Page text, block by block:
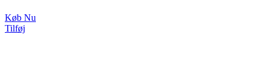
Køb Nu
Tilføj